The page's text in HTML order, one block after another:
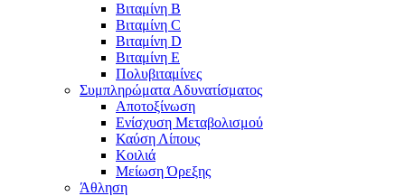
Βιταμίνη B
Βιταμίνη C
Βιταμίνη D
Βιταμίνη E
Πολυβιταμίνες
Συμπληρώματα Αδυνατίσματος
Αποτοξίνωση
Ενίσχυση Μεταβολισμού
Καύση Λίπους
Κοιλιά
Μείωση Όρεξης
Άθληση